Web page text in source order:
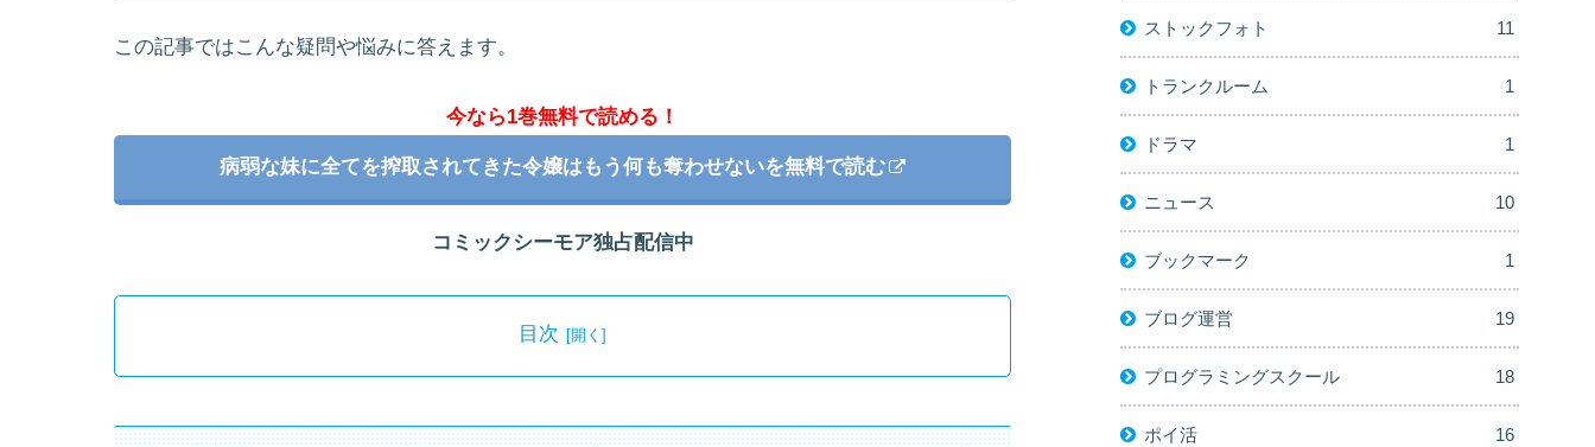
この記事ではこんな疑問や悩みに答えます。
今なら1巻無料で読める！
病弱な妹に全てを搾取されてきた令嬢はもう何も奪わせないを無料で読む
コミックシーモア独占配信中
目次
ストックフォト 11
トランクルーム 1
ドラマ 1
ニュース 10
ブックマーク 1
ブログ運営 19
プログラミングスクール 18
ポイ活 16